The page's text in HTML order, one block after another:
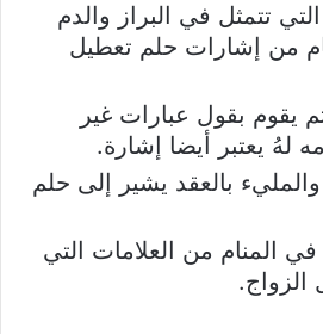
تتمثل في البراز والدم
من إشارات حلم تعطيل
بقول عبارات غير
لهُ يعتبر أيضا إشارة.
بالعقد يشير إلى حلم
في المنام من العلامات التي